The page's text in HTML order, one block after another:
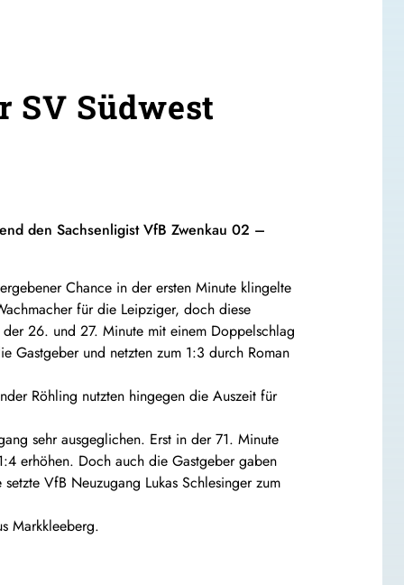
SV Südwest
den Sachsenligist VfB Zwenkau 02 –
Chance in der ersten Minute klingelte
für die Leipziger, doch diese
26. und 27. Minute mit einem Doppelschlag
und netzten zum 1:3 durch Roman
Röhling nutzten hingegen die Auszeit für
sehr ausgeglichen. Erst in der 71. Minute
erhöhen. Doch auch die Gastgeber gaben
VfB Neuzugang Lukas Schlesinger zum
Markkleeberg.